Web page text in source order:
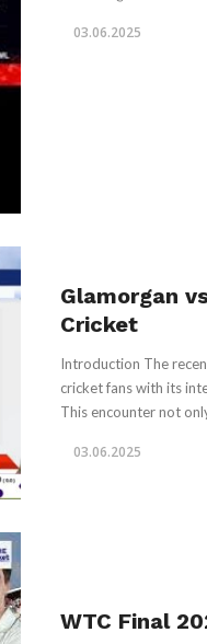
03.06.2025
Glamorgan
Cricket
Introduction The
cricket fans with its
This encounter not
03.06.2025
WTC Final